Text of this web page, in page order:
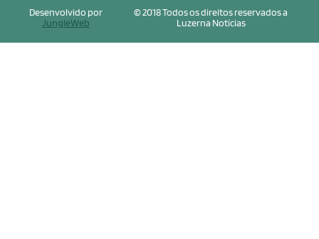
© 2018 Todos os direitos reservados a
Luzerna Notícias
Desenvolvido por
JungleWeb